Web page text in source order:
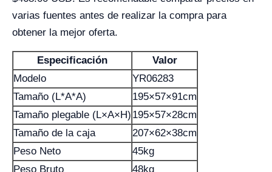
varias fuentes antes de realizar la compra para
obtener la mejor oferta.
Especificación
Valor
Modelo
YR06283
Tamaño (L*A*A)
195×57×91cm
Tamaño plegable (L×A×H) 195×57×28cm
Tamaño de la caja
207×62×38cm
Peso Neto
45kg
Peso Bruto
48kg